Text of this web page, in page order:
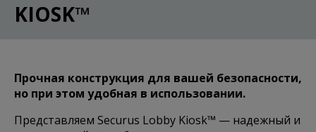
KIOSK™
Прочная конструкция для вашей безопасности,
но при этом удобная в использовании.
Представляем Securus Lobby Kiosk™ — надежный и